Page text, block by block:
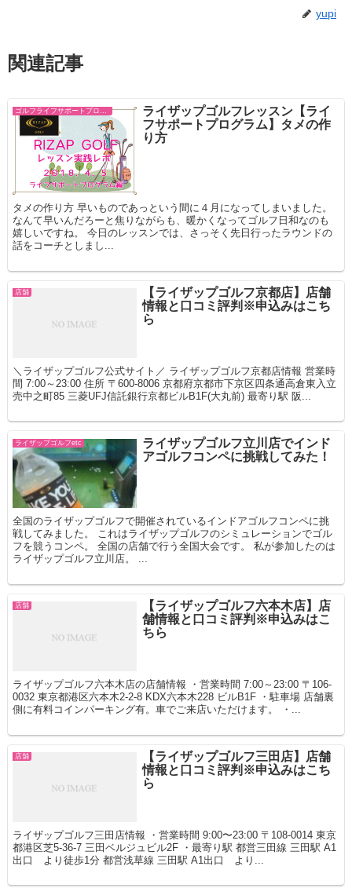
yupi
関連記事
ライザップゴルフレッスン【ライ
フサポートプログラム】タメの作
り方
タメの作り方 早いものであっという間に４月になってしまいました。
なんて早いんだろーと焦りながらも、暖かくなってゴルフ日和なのも
嬉しいですね。 今日のレッスンでは、さっそく先日行ったラウンドの
話をコーチとしまし...
店舗
【ライザップゴルフ京都店】店舗
情報と口コミ評判※申込みはこち
ら
＼ライザップゴルフ公式サイト／ ライザップゴルフ京都店情報 営業時
間 7:00～23:00 住所 〒600-8006 京都府京都市下京区四条通高倉東入立
売中之町85 三菱UFJ信託銀行京都ビルB1F(大丸前) 最寄り駅 阪...
ライザップゴルフetc
ライザップゴルフ立川店でインド
アゴルフコンペに挑戦してみた！
全国のライザップゴルフで開催されているインドアゴルフコンペに挑
戦してみました。 これはライザップゴルフのシミュレーションでゴル
フを競うコンペ。 全国の店舗で行う全国大会です。 私が参加したのは
ライザップゴルフ立川店。 ...
店舗
【ライザップゴルフ六本木店】店
舗情報と口コミ評判※申込みはこ
ちら
ライザップゴルフ六本木店の店舗情報 ・営業時間 7:00～23:00 〒106-
0032 東京都港区六本木2-2-8 KDX六本木228 ビルB1F ・駐車場 店舗裏
側に有料コインパーキング有。車でご来店いただけます。 ・...
店舗
【ライザップゴルフ三田店】店舗
情報と口コミ評判※申込みはこち
ら
ライザップゴルフ三田店情報 ・営業時間 9:00〜23:00 〒108-0014 東京
都港区芝5-36-7 三田ベルジュビル2F ・最寄り駅 都営三田線 三田駅 A1
出口 より徒歩1分 都営浅草線 三田駅 A1出口 より...